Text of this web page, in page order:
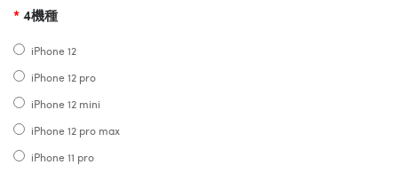
4機種
iPhone 12
iPhone 12 pro
iPhone 12 mini
iPhone 12 pro max
iPhone 11 pro